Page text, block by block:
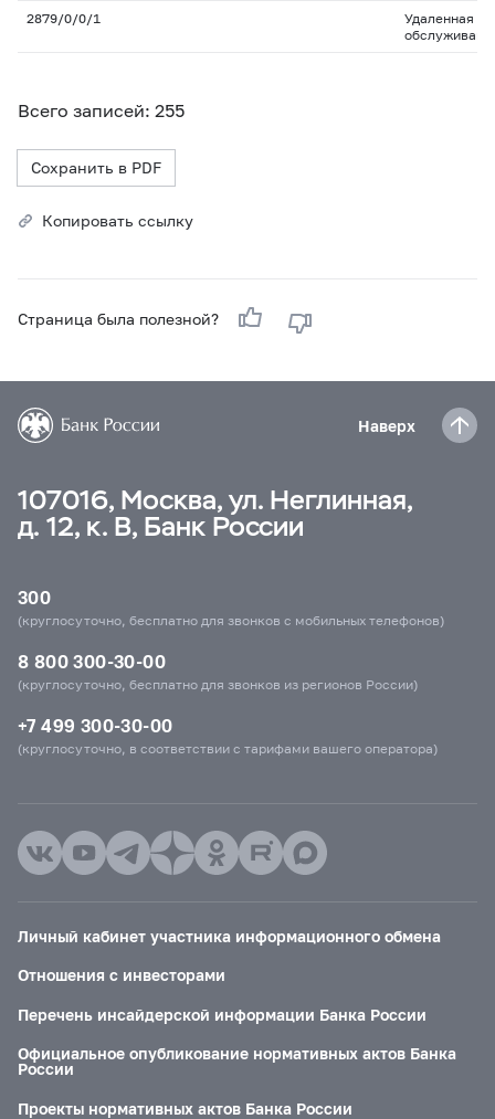
2879/0/0/1
Удаленная
Всего записей: 255
Сохранить в PDF
Копировать ссылку
Страница была полезной?
Наверх
107016, Москва, ул. Неглинная,
д. 12, к. В, Банк России
300
(круглосуточно, бесплатно для звонков с мобильных телефонов)
8 800 300-30-00
(круглосуточно, бесплатно для звонков из регионов России)
+7 499 300-30-00
(круглосуточно, в соответствии с тарифами вашего оператора)
Личный кабинет участника информационного обмена
Отношения с инвесторами
Перечень инсайдерской информации Банка России
Официальное опубликование нормативных актов Банка
России
Проекты нормативных актов Банка России